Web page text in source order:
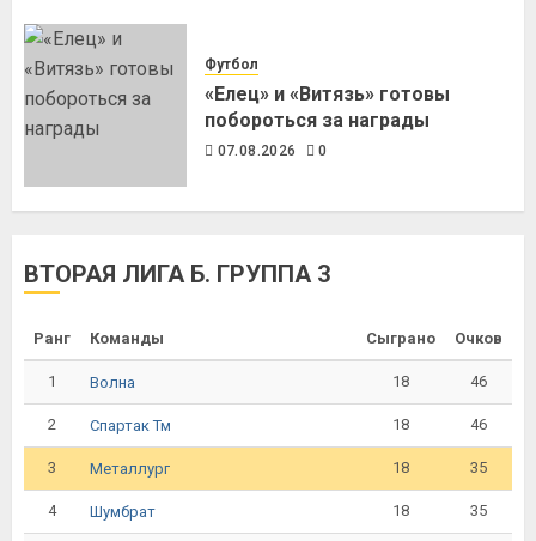
Футбол
«Елец» и «Витязь» готовы
побороться за награды
07.08.2026 0
ВТОРАЯ ЛИГА Б. ГРУППА 3
Ранг Команды Сыграно Очков
1 Волна 18 46
2 Спартак Тм 18 46
3 Металлург 18 35
4 Шумбрат 18 35